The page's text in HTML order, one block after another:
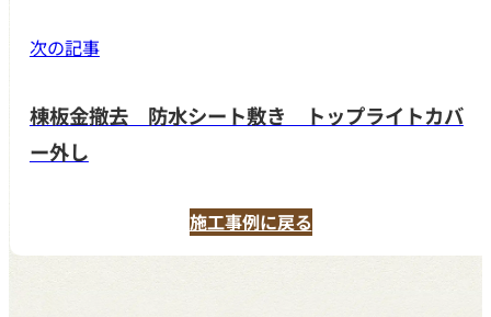
次の記事
棟板金撤去 防水シート敷き トップライトカバ
ー外し
施工事例に戻る